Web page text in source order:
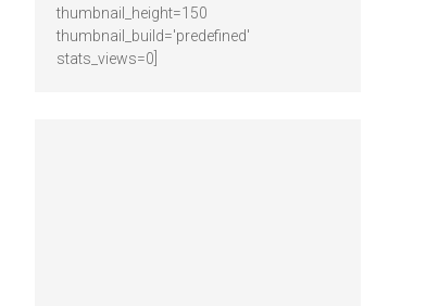
thumbnail_height=150
thumbnail_build='predefined'
stats_views=0]